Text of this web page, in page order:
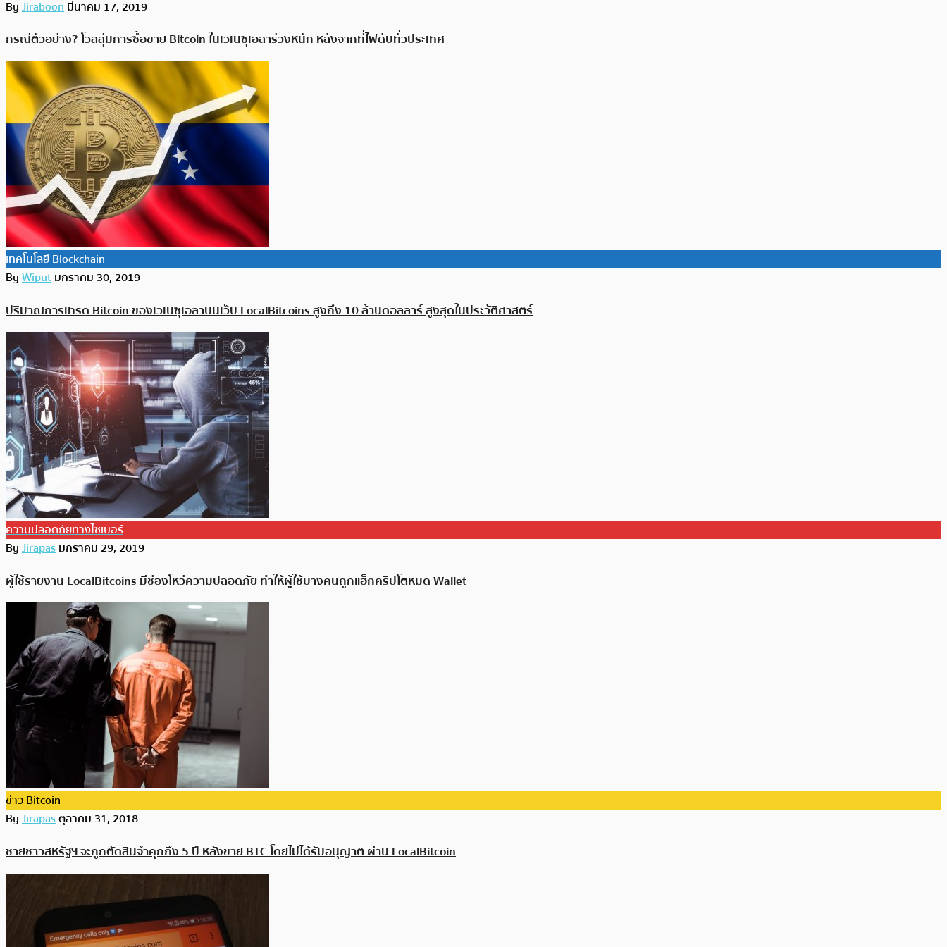
ByJiraboonมีนาคม 17, 2019
กรณีตัวอย่าง? โวลลุ่มการซื้อขาย Bitcoin ในเวเนซุเอลาร่วงหนัก หลังจากที่ไฟดับทั่วประเทศ
เทคโนโลยี Blockchain
ByWiputมกราคม 30, 2019
ปริมาณการเทรด Bitcoin ของเวเนซุเอลาบนเว็บ LocalBitcoins สูงถึง 10 ล้านดอลลาร์ สูงสุดในประวัติศาสตร์
ความปลอดภัยทางไซเบอร์
ByJirapasมกราคม 29, 2019
ผู้ใช้รายงาน LocalBitcoins มีช่องโหว่ความปลอดภัย ทำให้ผู้ใช้บางคนถูกแฮ็กคริปโตหมด Wallet
ข่าว Bitcoin
ByJirapasตุลาคม 31, 2018
ชายชาวสหรัฐฯ จะถูกตัดสินจำคุกถึง 5 ปี หลังขาย BTC โดยไม่ได้รับอนุญาต ผ่าน LocalBitcoin